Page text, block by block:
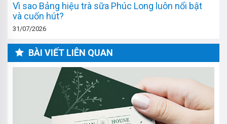
Vì sao Bảng hiệu trà sữa Phúc Long luôn nổi bật
và cuốn hút?
31/07/2026
BÀI VIẾT LIÊN QUAN